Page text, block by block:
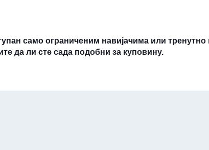
само ограниченим навијачима или
да ли сте сада подобни за куповину.